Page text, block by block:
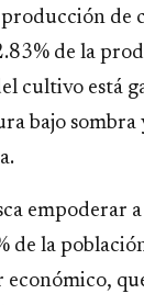
de
de la
cultivo está
bajo sombra
empoderar
de la